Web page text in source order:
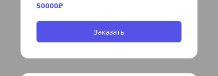
50000₽
Заказать